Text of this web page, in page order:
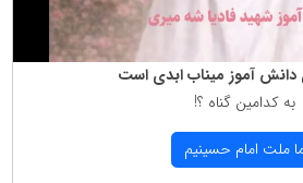
آموز میناب ابدی است
به كدامین گناه ؟!
ملت امام حسینیم